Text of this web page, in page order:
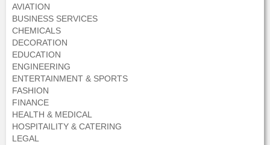
AVIATION
BUSINESS SERVICES
CHEMICALS
DECORATION
EDUCATION
ENGINEERING
ENTERTAINMENT & SPORTS
FASHION
FINANCE
HEALTH & MEDICAL
HOSPITAILITY & CATERING
LEGAL